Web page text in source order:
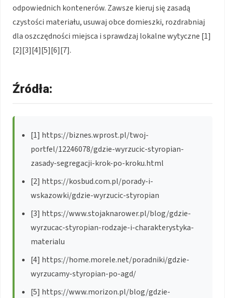
odpowiednich kontenerów. Zawsze kieruj się zasadą
czystości materiału, usuwaj obce domieszki, rozdrabniaj
dla oszczędności miejsca i sprawdzaj lokalne wytyczne [1]
[2][3][4][5][6][7].
Źródła:
[1] https://biznes.wprost.pl/twoj-
portfel/12246078/gdzie-wyrzucic-styropian-
zasady-segregacji-krok-po-kroku.html
[2] https://kosbud.com.pl/porady-i-
wskazowki/gdzie-wyrzucic-styropian
[3] https://www.stojaknarower.pl/blog/gdzie-
wyrzucac-styropian-rodzaje-i-charakterystyka-
materialu
[4] https://home.morele.net/poradniki/gdzie-
wyrzucamy-styropian-po-agd/
[5] https://www.morizon.pl/blog/gdzie-